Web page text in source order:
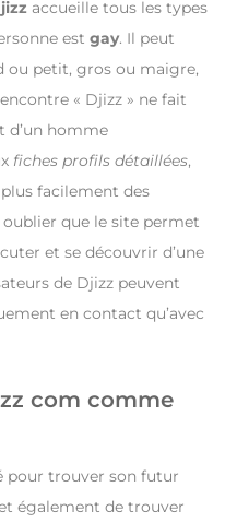
accueille tous les types
est gay. Il peut
ou petit, gros ou maigre,
« Djizz » ne fait
d’un homme
fiches profils détaillées,
facilement des
oublier que le site permet
et se découvrir d’une
de Djizz peuvent
en contact qu’avec
com comme
pour trouver son futur
également de trouver